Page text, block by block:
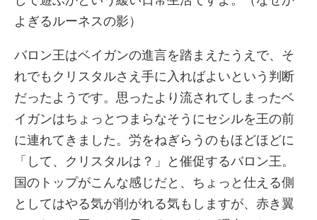
よぎるルーネスの影）
バロン王はベイガンの進言を踏まえたうえで、そ
れでもクリスタルさえ手に入ればよいという判断
だったようです。思ったより流されてしまったベ
イガンはちょっとつまらなそうにセシルを王の前
に連れてきました。労をねぎらうのもほどほどに
「して、クリスタルは？」と催促するバロン王。
国のトップがこんな感じだと、ちょっと仕える側
としてはやる気が削がれる気もしますが、赤き翼